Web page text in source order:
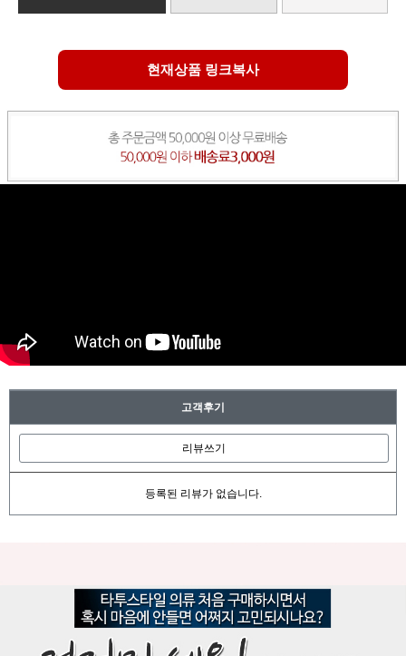
현재상품 링크복사
고객후기
리뷰쓰기
등록된 리뷰가 없습니다.